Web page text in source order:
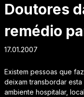
Doutores
remédio
17.01.2007
Existem pessoas que
deixam transbordar
ambiente hospitalar,